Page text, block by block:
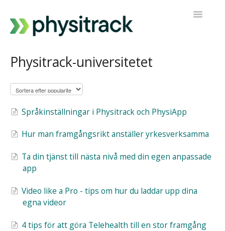
Toggle
Physitrack-universitetet
Språkinställningar i Physitrack och PhysiApp
Hur man framgångsrikt anställer yrkesverksamma
Ta din tjänst till nästa nivå med din egen anpassade
app
Video like a Pro - tips om hur du laddar upp dina
egna videor
4 tips för att göra Telehealth till en stor framgång